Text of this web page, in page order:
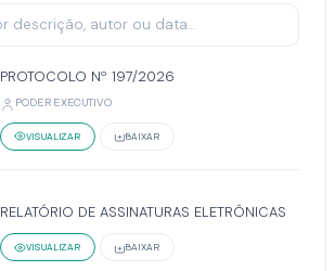
PROTOCOLO Nº 197/2026
PODER EXECUTIVO
VISUALIZAR BAIXAR
RELATÓRIO DE ASSINATURAS ELETRÔNICAS
VISUALIZAR BAIXAR